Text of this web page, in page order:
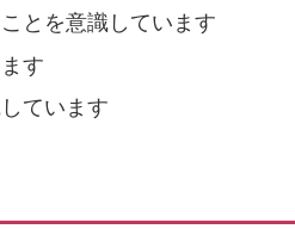
とを意識しています
す
ています